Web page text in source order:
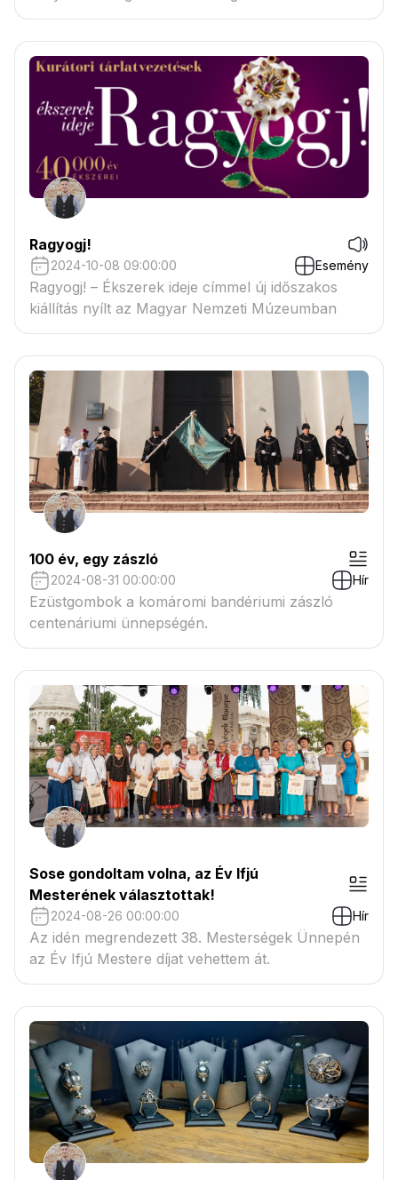
volna.
Ragyogj!
2024-10-08 09:00:00 Esemény
Ragyogj! – Ékszerek ideje címmel új időszakos
kiállítás nyílt az Magyar Nemzeti Múzeumban
100 év, egy zászló
2024-08-31 00:00:00 Hír
Ezüstgombok a komáromi bandériumi zászló
centenáriumi ünnepségén.
Sose gondoltam volna, az Év Ifjú
Mesterének választottak!
2024-08-26 00:00:00 Hír
Az idén megrendezett 38. Mesterségek Ünnepén
az Év Ifjú Mestere díjat vehettem át.